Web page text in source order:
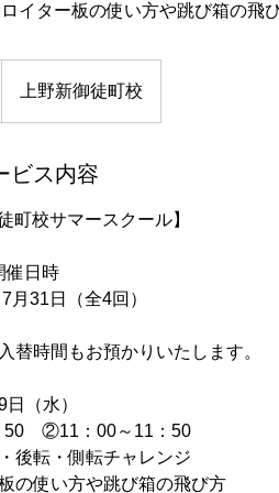
イター板の使い方や跳び箱の飛
上野新御徒町校
ビス内容
町校サマースクール】
催日時
月​31日（全​4回）
時間もお預かりいたします。
日（​​水）
50 ②11：00～11：50
転・側転チャレンジ
使い方や跳び箱の飛び方